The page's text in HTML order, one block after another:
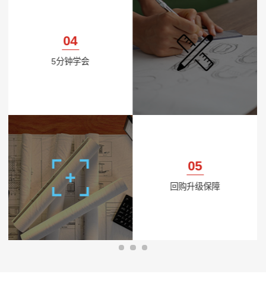
04
5分钟学会
05
回购升级保障